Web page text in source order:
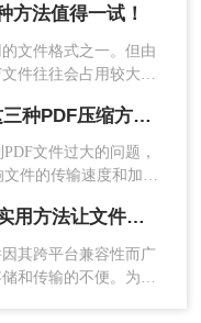
置一下压缩程度。
PDF文件压缩得更
方法值得一试！
文件格式之一。但由
件往往会占用较大的
小。那么，pdf怎么压
的方法。让我们一起
PDF文件太大如何变小？试试这三种PDF压缩方法！
文件过大的问题，
件的传输速度和加载
pdf文件怎么压缩变小？这三种实用方法让文件变小!
因其跨平台兼容性而广
和传输的不便。为了